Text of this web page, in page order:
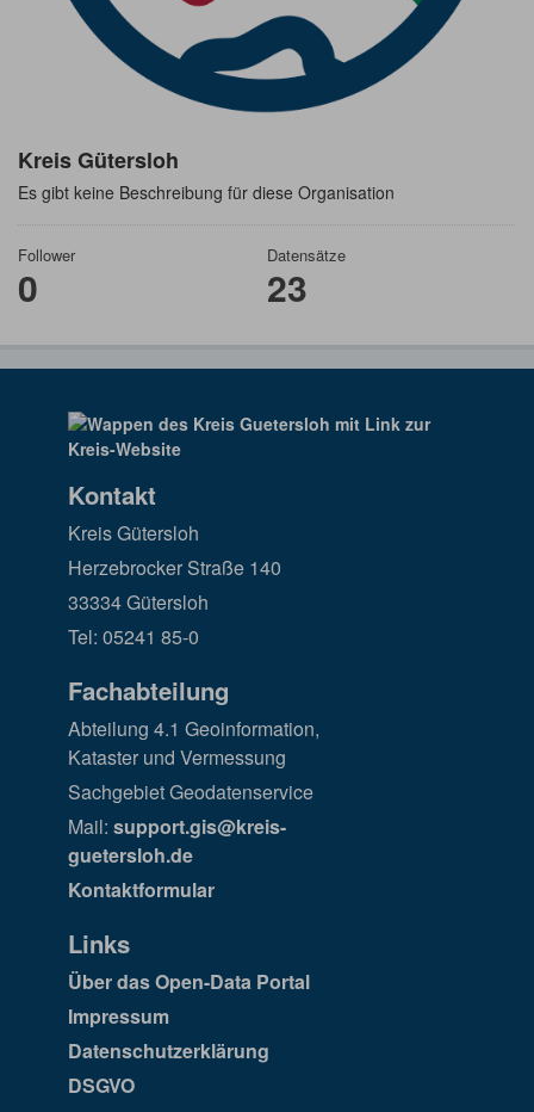
Kreis Gütersloh
Es gibt keine Beschreibung für diese Organisation
Follower
0
Datensätze
23
Kontakt
Kreis Gütersloh
Herzebrocker Straße 140
33334 Gütersloh
Tel: 05241 85-0
Fachabteilung
Abteilung 4.1 Geoinformation,
Kataster und Vermessung
Sachgebiet Geodatenservice
Mail: support.gis@kreis-
guetersloh.de
Kontaktformular
Links
Über das Open-Data Portal
Impressum
Datenschutzerklärung
DSGVO